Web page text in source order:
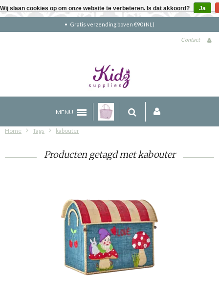
Gratis verzending boven €90 (NL)
Contact
MENU
Home Tags kabouter
Producten getagd met kabouter
Wij slaan cookies op om onze website te verbeteren. Is dat akkoord? Ja